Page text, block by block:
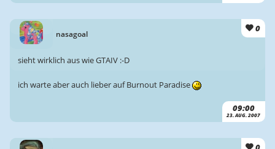
nasagoal
0
09:00
23. AUG. 2007
sieht wirklich aus wie GTAIV :-D
ich warte aber auch lieber auf Burnout Paradise